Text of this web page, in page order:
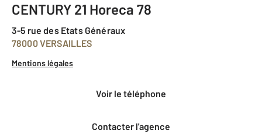
CENTURY 21 Horeca 78
3-5 rue des Etats Généraux
78000 VERSAILLES
Mentions légales
voir le téléphone
Contacter l'agence